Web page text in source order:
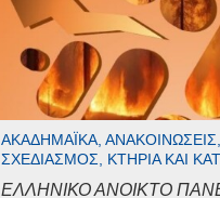
ΑΚΑΔΗΜΑΪΚΆ,
ΣΧΕΔΙΑΣΜΌΣ, ΚΤΉΡΙΑ ΚΑΙ
ΕΛΛΗΝΙΚΟ ΑΝΟΙΚΤΟ